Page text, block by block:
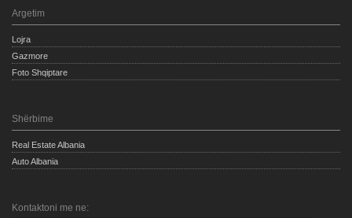
Argetim
Lojra
Gazmore
Foto Shqiptare
Shërbime
Real Estate Albania
Auto Albania
Kontaktoni me ne: